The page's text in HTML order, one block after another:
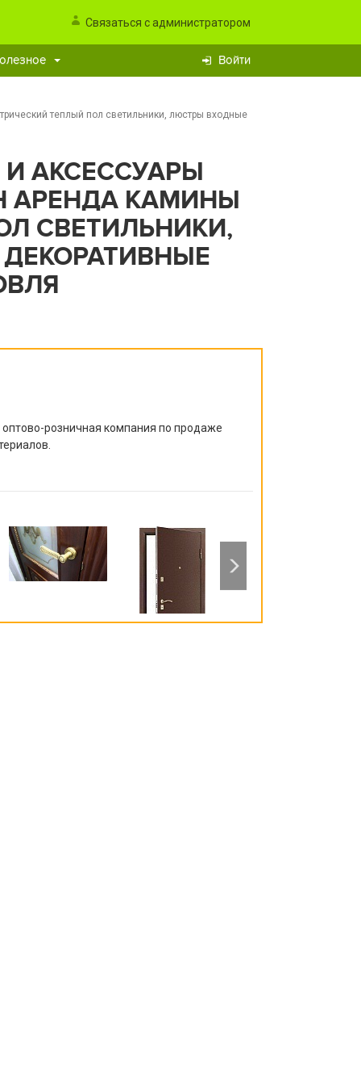
Связаться с администратором
Войти
теплый пол светильники, люстры входные
АКСЕССУАРЫ
АРЕНДА КАМИНЫ
СВЕТИЛЬНИКИ,
розничная компания по продаже